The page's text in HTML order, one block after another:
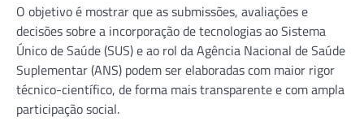
O objetivo é mostrar que as submissões, avaliações e
decisões sobre a incorporação de tecnologias ao Sistema
Único de Saúde (SUS) e ao rol da Agência Nacional de Saúde
Suplementar (ANS) podem ser elaboradas com maior rigor
técnico-científico, de forma mais transparente e com ampla
participação social.